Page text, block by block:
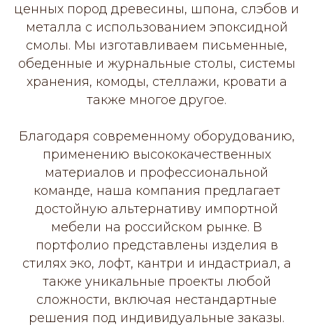
ценных пород древесины, шпона, слэбов и
металла с использованием эпоксидной
смолы. Мы изготавливаем письменные,
обеденные и журнальные столы, системы
хранения, комоды, стеллажи, кровати а
также многое другое.
Благодаря современному оборудованию,
применению высококачественных
материалов и профессиональной
команде, наша компания предлагает
достойную альтернативу импортной
мебели на российском рынке. В
портфолио представлены изделия в
стилях эко, лофт, кантри и индастриал, а
также уникальные проекты любой
сложности, включая нестандартные
решения под индивидуальные заказы.